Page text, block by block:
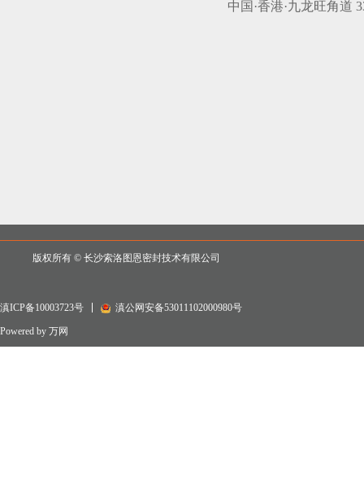
中国·香港·九龙旺角道
版权所有 © 长沙索洛图恩密封技术有限公司
滇ICP备10003723号 滇公网安备53011102000980号
Powered by 万网